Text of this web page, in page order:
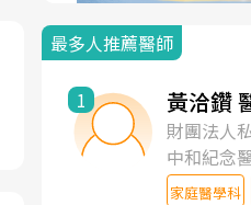
最多人推薦醫師
1 黃洽鑽
財團法人
中和紀念
家庭醫學科